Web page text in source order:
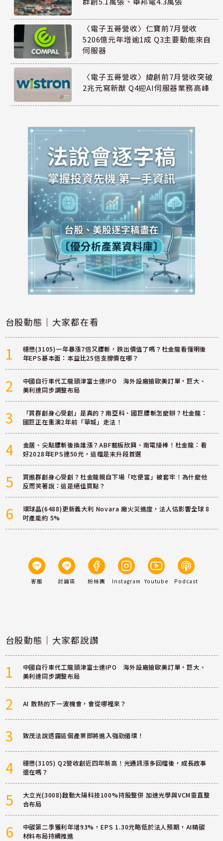
〈電子五哥營收〉仁寶前7月營收
5206億元年增逾1成 Q3主要動能來自
伺服器
〈電子五哥營收〉緯創前7月營收突破
2兆元寫新猷 Q4迎AI伺服器業務高峰
台股動態｜大家都在看
1
穩懋(3105)一年暴漲7倍又腰斬，跌出價值了嗎？杜金龍看懂明後
年EPS基本面：本益比25倍支撐價在哪？
2
中國自行車代工龍頭津富士達IPO 海外設廠搶歐美訂單，巨大、
美利達同步調整布局
3
「買群創身心受創」是真的？南亞科、國巨腰斬怎麼辦？杜金龍：
國巨正在重演2年前「華城」走法！
4
金居、尖點腰斬後換誰漲？ABF載板欣興、南電接棒！杜金龍：看
好2028年EPS達50元，這檔是末升段首選
5
買進群創身心受創？杜金龍親自下場「吃便當」被套牢！為什麼他
反而笑著說：這是絕佳買點？
6
環球晶(6488)更新義大利 Novara 廠火災進度，法人估影響全球 8
吋產能約 5%
客服 討論區 粉絲團 Instagram Youtube Podcast
台股動態｜大家都說讚
1
中國自行車代工龍頭津富士達IPO 海外設廠搶歐美訂單，巨大、
美利達同步調整布局
2 AI 散熱的下一波機會，會從哪裡來？
3 致茂法說透露這個產業即將進入強勁循環！
4
穩懋(3105) Q2營收創近四年新高！光通訊漲多回檔後，成長故事
還在嗎？
5
大立光(3008)啟動大陽科技100%持股整併 加速光學與VCM垂直整
合布局
6
中碳第二季獲利年增93%，EPS 1.30元略低於法人預期，AI精碳
材料布局持續推進